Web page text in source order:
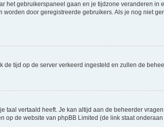
gebruikerspaneel gaan en je tijdzone veranderen in
door geregistreerde gebruikers. Als je nog niet
tijd op de server verkeerd ingesteld en zullen de
vertaald heeft. Je kan altijd aan de beheerder
op de website van phpBB Limited (de link staat